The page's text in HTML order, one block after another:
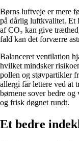
Børns luftveje er mere
på dårlig luftkvalitet. Et
af CO₂ kan give
fald kan det forværre
Balanceret ventilation
hvilket mindsker
pollen og støvpartikler
allergi får lettere ved at
børnene sover bedre
og frisk døgnet rundt.
Et bedre